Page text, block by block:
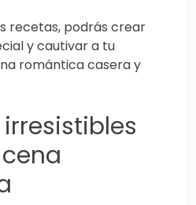
recetas, podrás crear
y cautivar a tu
romántica casera y
irresistibles